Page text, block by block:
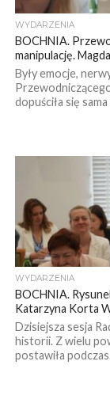
WYDARZENIA
BOCHNIA.
manipulację.
Były emocje,
dopuściła się
WYDARZENIA
BOCHNIA.
Katarzyna Korta
Dzisiejsza sesja
historii. Z wielu
postawiła